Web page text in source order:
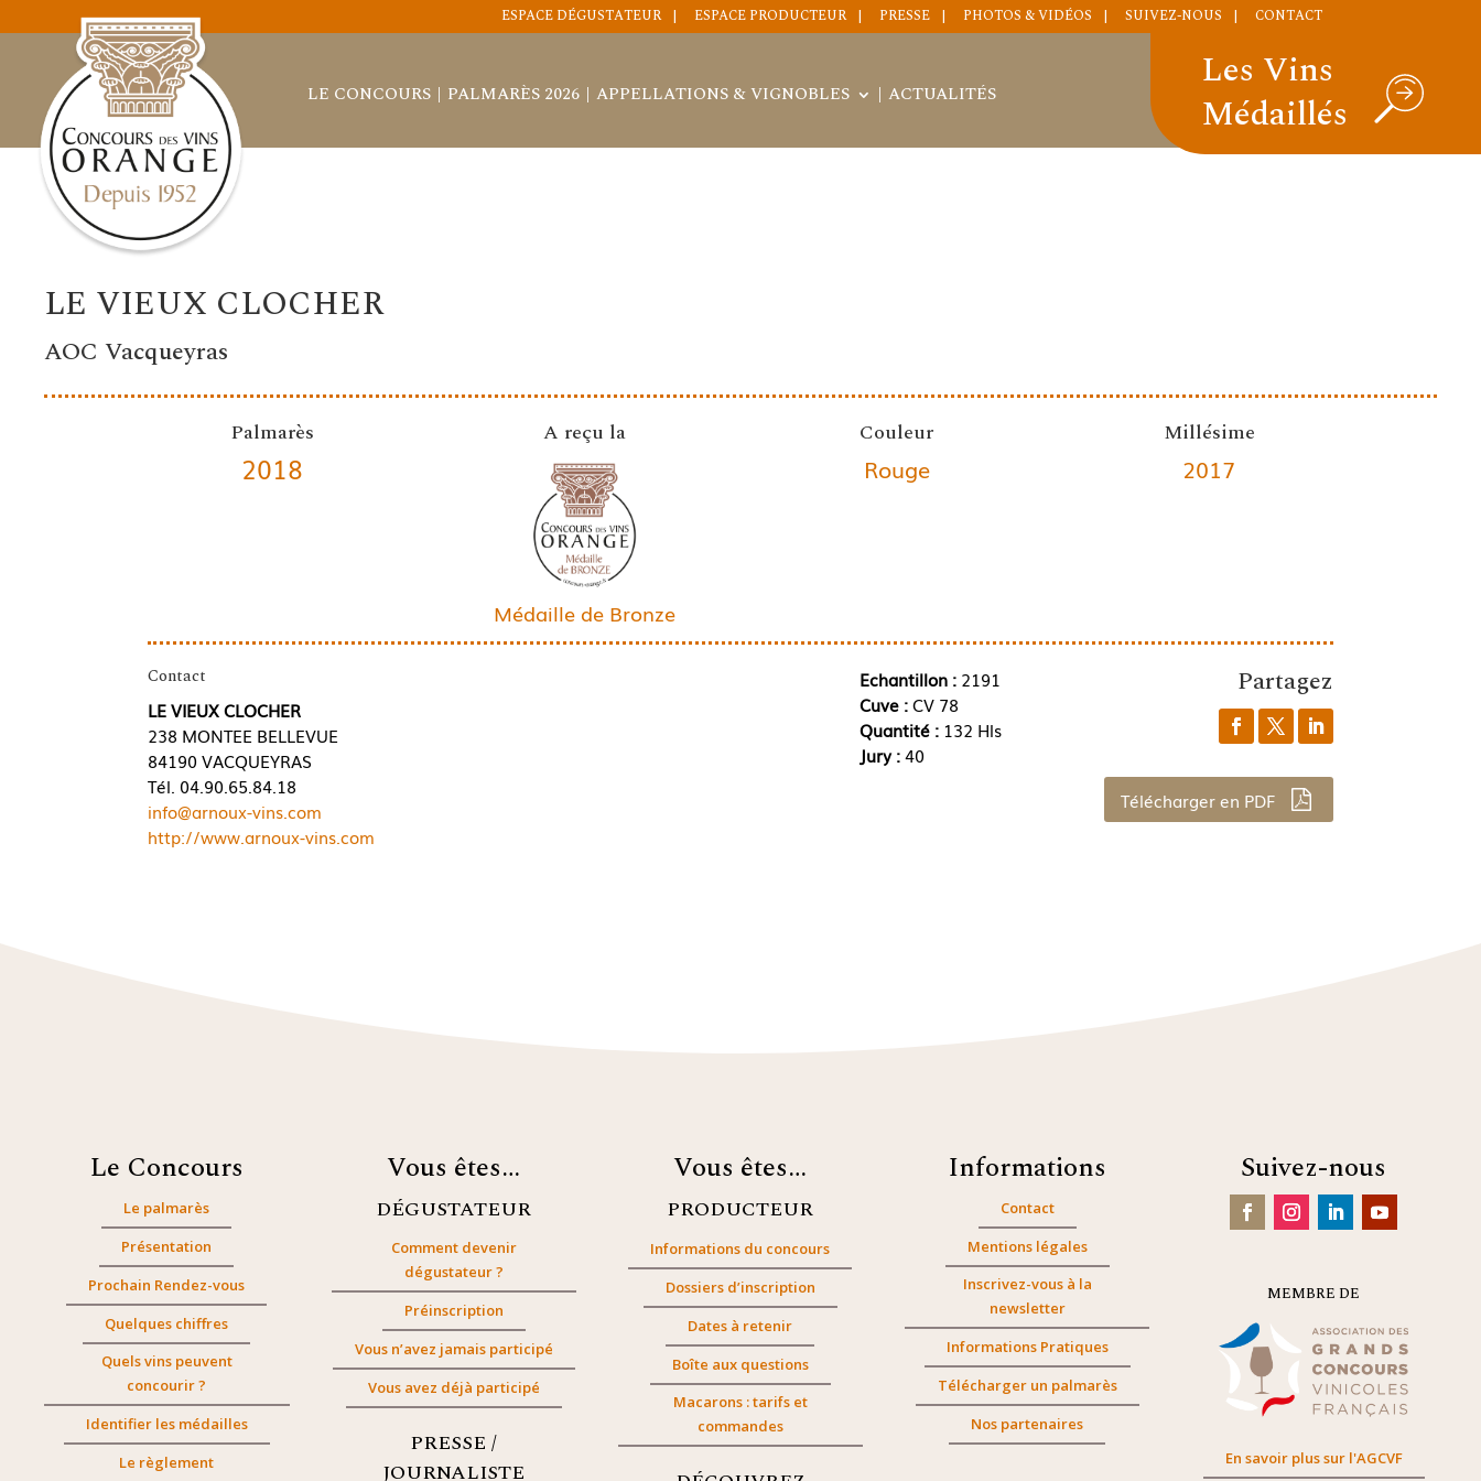
ESPACE DÉGUSTATEUR ESPACE PRODUCTEUR PRESSE PHOTOS & VIDÉOS SUIVEZ-NOUS CONTACT
LE CONCOURS PALMARÈS 2026 APPELLATIONS & VIGNOBLES ACTUALITÉS
Les Vins
Médaillés
LE VIEUX CLOCHER
AOC Vacqueyras
Palmarès
2018
A reçu la
Médaille de Bronze
Couleur
Rouge
Millésime
2017
Contact
LE VIEUX CLOCHER
238 MONTEE BELLEVUE
84190 VACQUEYRAS
Tél. 04.90.65.84.18
info@arnoux-vins.com
http://www.arnoux-vins.com
Echantillon :2191
Cuve :CV 78
Quantité : 132 Hls
Jury :40
Partagez
Télécharger en PDF
Le Concours
Le palmarès
Présentation
Prochain Rendez-vous
Quelques chiffres
Quels vins peuvent
concourir ?
Identifier les médailles
Le règlement
Vous êtes…
DÉGUSTATEUR
Comment devenir
dégustateur ?
Préinscription
Vous n’avez jamais participé
Vous avez déjà participé
PRESSE /
JOURNALISTE
Vous êtes…
PRODUCTEUR
Informations du concours
Dossiers d’inscription
Dates à retenir
Boîte aux questions
Macarons : tarifs et
commandes
Informations
Contact
Mentions légales
Inscrivez-vous à la
newsletter
Informations Pratiques
Télécharger un palmarès
Nos partenaires
Suivez-nous
MEMBRE DE
En savoir plus sur l'AGCVF